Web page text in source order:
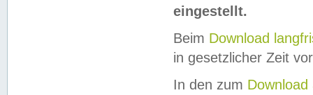
eingestellt.
Beim Download
in gesetzlicher Zeit
In den zum Download